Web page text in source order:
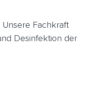
Fachkraft
Desinfektion der